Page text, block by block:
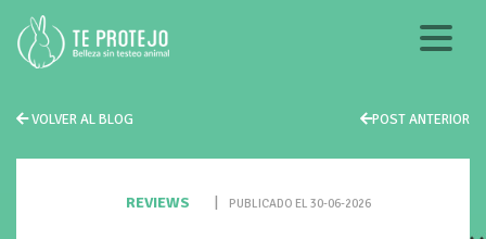
VOLVER AL BLOG POST ANTERIOR
REVIEWS PUBLICADO EL 30-06-2026